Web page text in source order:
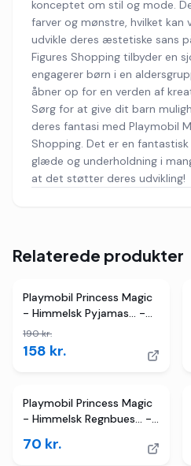
konceptet om stil og mode.
farver og mønstre, hvilket kan
udvikle deres æstetiske sans
Figures Shopping tilbyder en
engagerer børn i en
åbner op for en verden af
Sørg for at give dit barn
deres fantasi med Playmobil
Shopping. Det er en fantastisk
glæde og underholdning i
at det støtter deres udvikling!
Relaterede produkter
TILBUD
2butikker
Playmobil Princess Magic
- Himmelsk Pyjamas... -
71362 - 56 Dele
190kr.
158 kr.
Playmobil Princess Magic
- Himmelsk Regnbues... -
70 kr.